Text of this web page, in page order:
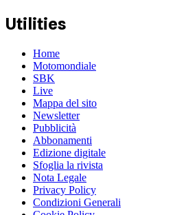
Utilities
Home
Motomondiale
SBK
Live
Mappa del sito
Newsletter
Pubblicità
Abbonamenti
Edizione digitale
Sfoglia la rivista
Nota Legale
Privacy Policy
Condizioni Generali